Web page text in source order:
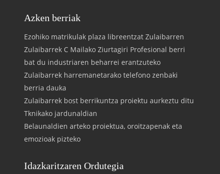
Azken berriak
Ezohiko matrikulak plaza libreentzat Zulaibarren
Zulaibarrek C Mailako Ziurtagiri Profesional berri
bat du industriaren beharrei erantzuteko
Zulaibarrek harremanetarako telefono zenbaki
berria dauka
Zulaibarrek bost berrikuntza proiektu aurkeztu ditu
Tknikako jardunaldian
Belaunaldien arteko proiektua, oroitzapenak eta
emozioak pizteko
Idazkaritzaren Ordutegia